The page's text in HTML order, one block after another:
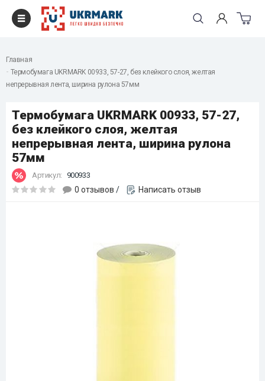
Главная
Термобумага UKRMARK 00933, 57-27, без клейкого слоя, желтая
непрерывная лента, ширина рулона 57мм
Термобумага UKRMARK 00933, 57-27,
без клейкого слоя, желтая
непрерывная лента, ширина рулона
57мм
Артикул: 900933
0 отзывов / Написать отзыв